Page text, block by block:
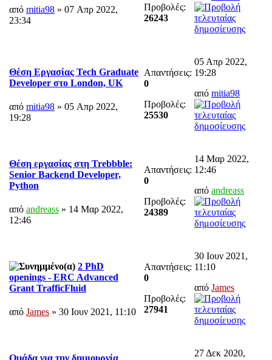
από mitia98 » 07 Απρ 2022,
23:34
Προβολές:
26243
Θέση Εργασίας Tech Graduate
Developer στο London, UK
από mitia98 » 05 Απρ 2022,
19:28
Απαντήσεις:
0
Προβολές:
25530
05 Απρ 2022,
19:28
από mitia98
Θέση εργασίας στη Trebbble:
Senior Backend Developer,
Python
από andreass » 14 Μαρ 2022,
12:46
Απαντήσεις:
0
Προβολές:
24389
14 Μαρ 2022,
12:46
από andreass
2 PhD
openings - ERC Advanced
Grant TrafficFluid
από James » 30 Ιουν 2021, 11:10
Απαντήσεις:
0
Προβολές:
27941
30 Ιουν 2021,
11:10
από James
27 Δεκ 2020,